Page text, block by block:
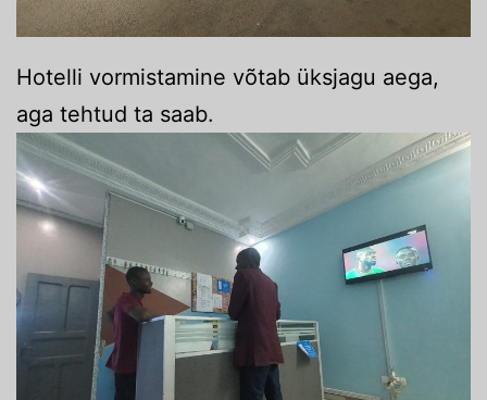
Hotelli vormistamine võtab üksjagu aega,
aga tehtud ta saab.